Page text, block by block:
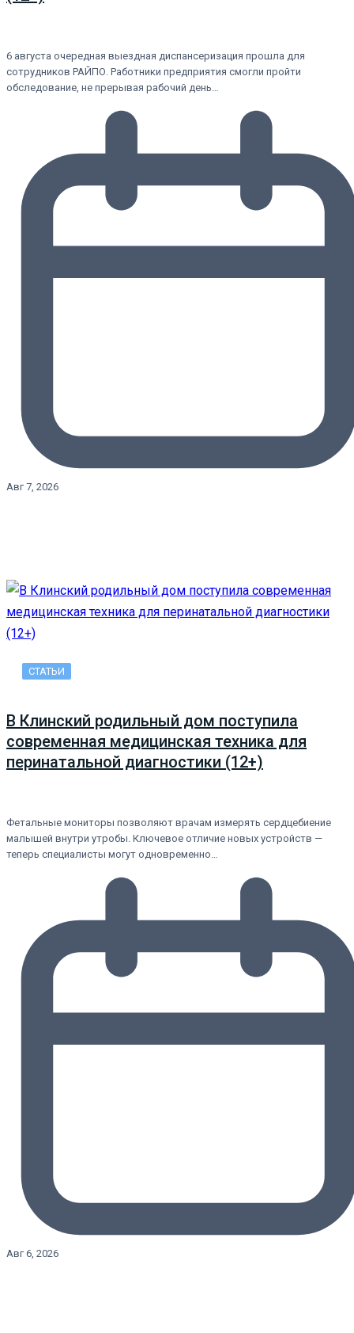
6 августа очередная выездная диспансеризация прошла для
сотрудников РАЙПО. Работники предприятия смогли пройти
обследование, не прерывая рабочий день…
Авг 7, 2026
СТАТЬИ
В Клинский родильный дом поступила
современная медицинская техника для
перинатальной диагностики (12+)
Фетальные мониторы позволяют врачам измерять сердцебиение
малышей внутри утробы. Ключевое отличие новых устройств —
теперь специалисты могут одновременно…
Авг 6, 2026